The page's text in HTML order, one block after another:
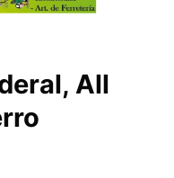
All